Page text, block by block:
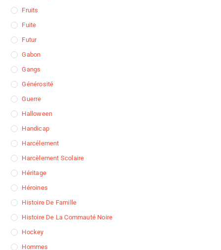
Fruits
Fuite
Futur
Gabon
Gangs
Générosité
Guerre
Halloween
Handicap
Harcélement
Harcèlement Scolaire
Héritage
Héroines
Histoire De Famille
Histoire De La Commauté Noire
Hockey
Hommes